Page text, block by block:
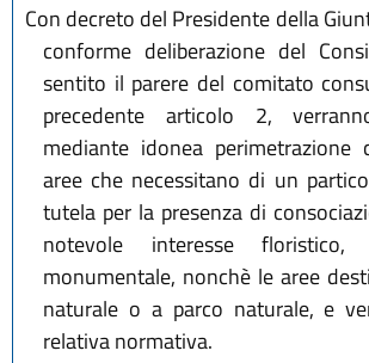
Con decreto del Presidente della
conforme deliberazione del
sentito il parere del comitato
precedente articolo 2,
mediante idonea perimetrazione
aree che necessitano di un
tutela per la presenza di
notevole interesse
monumentale, nonchè le aree
naturale o a parco naturale, e
relativa normativa.